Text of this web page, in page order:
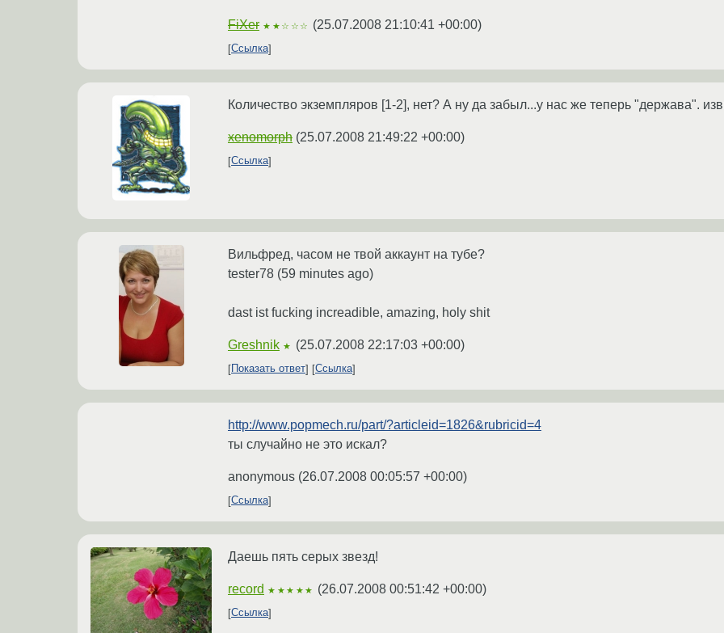
FiXer ★★☆☆☆ (25.07.2008 21:10:41 +00:00)
Ссылка
Количество экземпляров [1-2], нет? А ну да забыл...у нас же теперь "держава".
xenomorph (25.07.2008 21:49:22 +00:00)
Ссылка
Вильфред, часом не твой аккаунт на тубе?
tester78 (59 minutes ago)
dast ist fucking increadible, amazing, holy shit
Greshnik ★ (25.07.2008 22:17:03 +00:00)
Показать ответ Ссылка
http://www.popmech.ru/part/?articleid=1826&rubricid=4
ты случайно не это искал?
anonymous (26.07.2008 00:05:57 +00:00)
Ссылка
Даешь пять серых звезд!
record ★★★★★ (26.07.2008 00:51:42 +00:00)
Ссылка